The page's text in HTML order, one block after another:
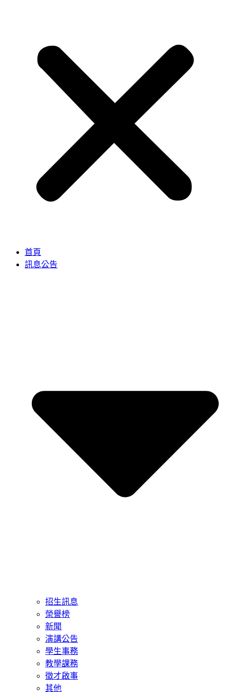
首頁
訊息公告
招生訊息
榮譽榜
新聞
演講公告
學生事務
教學課務
徵才啟事
其他